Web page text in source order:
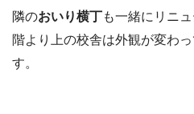
隣のおいり横丁も一緒にリニ
階より上の校舎は外観が変わ
す。